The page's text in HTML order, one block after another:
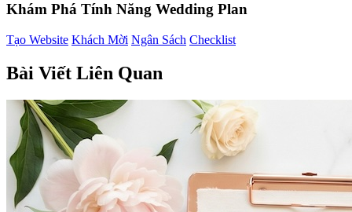
Khám Phá Tính Năng Wedding Plan
Tạo Website Khách Mời Ngân Sách Checklist
Bài Viết Liên Quan